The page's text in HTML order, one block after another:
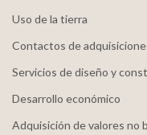
Uso de la tierra
Contactos de
Servicios de diseño y
Desarrollo económico
Adquisición de valores no